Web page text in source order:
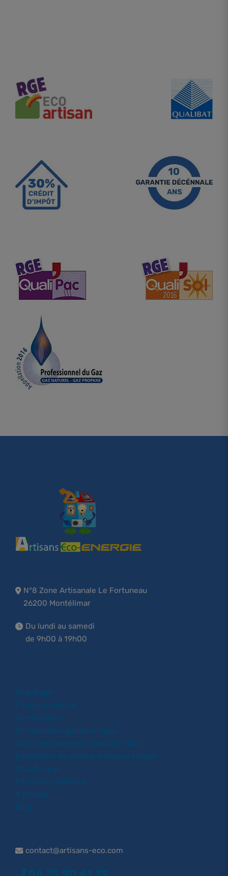
N°8 Zone Artisanale Le Fortuneau
26200 Montélimar
Du lundi au samedi
de 9h00 à 19h00
Chauffage
Pompe à chaleur
Climatisation
Climatisation géothermique
Aide remplacement chaudière fioul
Installateur de pompe à chaleur Hitachi
Chauffe-eau
Plomberie sanitaire
À propos
Blog
contact@artisans-eco.com